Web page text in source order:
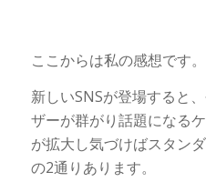
ここからは私の感想です。
新しいSNSが登場すると
ザーが群がり話題になる
が拡大し気づけばスタン
の2通りあります。